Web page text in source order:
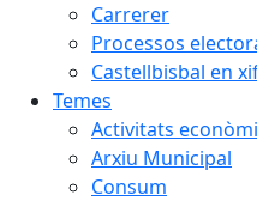
Carrerer
Processos
Castellbisbal en
Temes
Activitats
Arxiu Municipal
Consum